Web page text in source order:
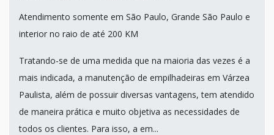
Atendimento somente em São Paulo, Grande São Paulo e
interior no raio de até 200 KM
Tratando-se de uma medida que na maioria das vezes é a
mais indicada, a manutenção de empilhadeiras em Várzea
Paulista, além de possuir diversas vantagens, tem atendido
de maneira prática e muito objetiva as necessidades de
todos os clientes. Para isso, a em...